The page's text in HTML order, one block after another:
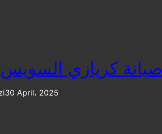
صيانة كريازي السويس 01092279973
30 April، 2025